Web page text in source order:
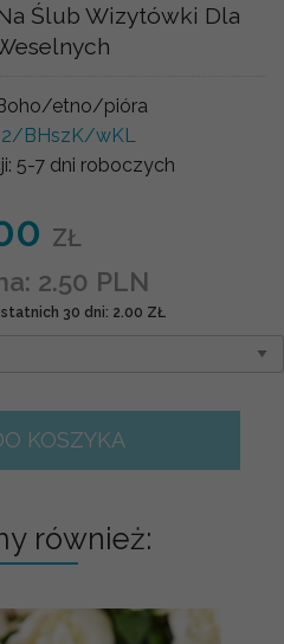
Ślub Wizytówki Dla
etno/pióra
BHszK/wKL
5-7 dni roboczych
ZŁ
2.50 PLN
30 dni: 2.00 ZŁ
KOSZYKA
również: